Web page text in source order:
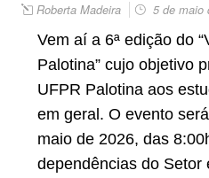
Roberta Madeira 5 de maio
Vem aí a 6ª edição do
Palotina” cujo objetivo
UFPR Palotina aos
em geral. O evento
maio de 2026, das
dependências do Setor